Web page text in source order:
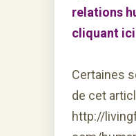
relations
cliquant ici
Certaines
de cet
http://